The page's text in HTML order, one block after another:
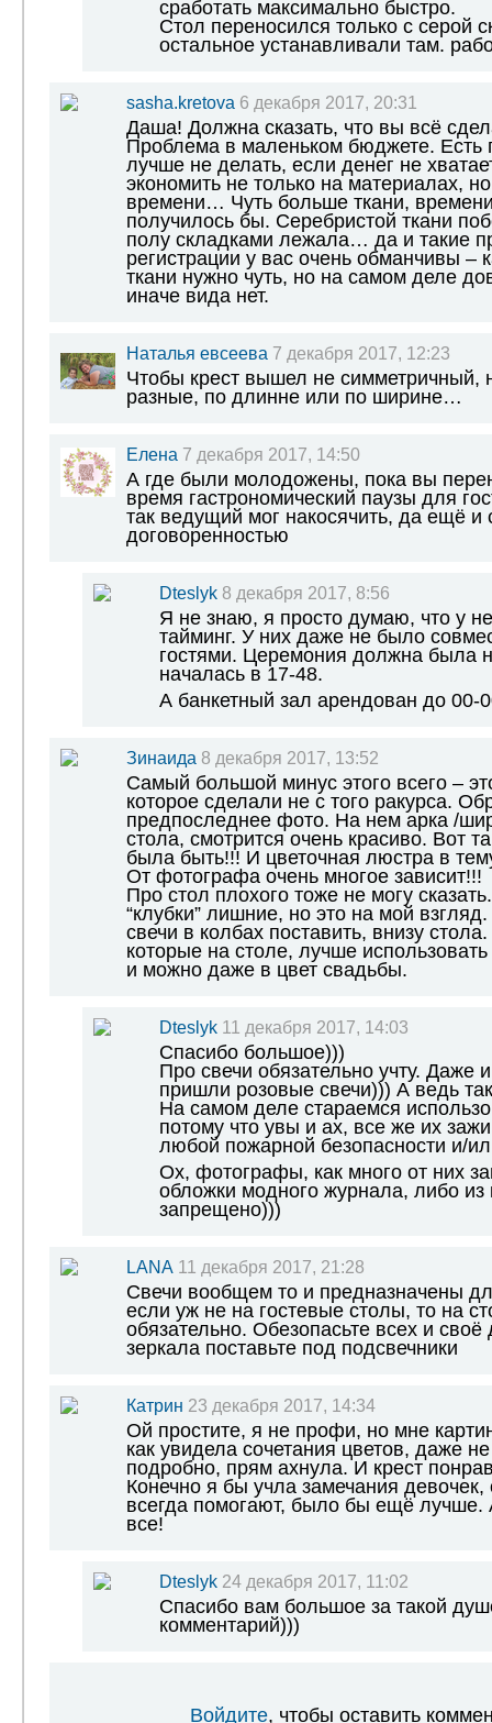
сработать максимально быстро.
Стол переносился только с серой
остальное устанавливали там.
sasha.kretova 6 декабря 2017, 20:31
Даша! Должна сказать, что вы всё
Проблема в маленьком бюджете. Есть
лучше не делать, если денег не
экономить не только на материалах,
времени… Чуть больше ткани,
получилось бы. Серебристой ткани
полу складками лежала… да и такие
регистрации у вас очень обманчивы –
ткани нужно чуть, но на самом деле
иначе вида нет.
Наталья евсеева 7 декабря 2017, 12:23
Чтобы крест вышел не симметричный,
разные, по длинне или по ширине…
Елена 7 декабря 2017, 14:50
А где были молодожены, пока вы
время гастрономический паузы для
так ведущий мог накосячить, да ещё и
договоренностью
Dteslyk 8 декабря 2017, 8:56
Я не знаю, я просто думаю, что у
тайминг. У них даже не было
гостями. Церемония должна была
началась в 17-48.
А банкетный зал арендован до 00-
Зинаида 8 декабря 2017, 13:52
Самый большой минус этого всего –
которое сделали не с того ракурса.
предпоследнее фото. На нем арка /
стола, смотрится очень красиво. Вот
была быть!!! И цветочная люстра в
От фотографа очень многое зависит!!!
Про стол плохого тоже не могу
“клубки” лишние, но это на мой
свечи в колбах поставить, внизу
которые на столе, лучше
и можно даже в цвет свадьбы.
Dteslyk 11 декабря 2017, 14:03
Спасибо большое)))
Про свечи обязательно учту. Даже
пришли розовые свечи))) А ведь
На самом деле стараемся
потому что увы и ах, все же их
любой пожарной безопасности и/
Ох, фотографы, как много от них
обложки модного журнала, либо из
запрещено)))
LANA 11 декабря 2017, 21:28
Свечи вообщем то и предназначены
если уж не на гостевые столы, то на
обязательно. Обезопасьте всех и
зеркала поставьте под подсвечники
Катрин 23 декабря 2017, 14:34
Ой простите, я не профи, но мне
как увидела сочетания цветов, даже
подробно, прям ахнула. И крест
Конечно я бы учла замечания девочек,
всегда помогают, было бы ещё лучше.
все!
Dteslyk 24 декабря 2017, 11:02
Спасибо вам большое за такой
комментарий)))
Войдите, чтобы оставить